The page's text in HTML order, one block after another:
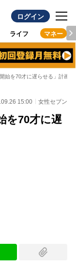
ログイン
ライフ マネー
始を70才に遅らせる」計画が
15:00 女性セブン
を70才に遅